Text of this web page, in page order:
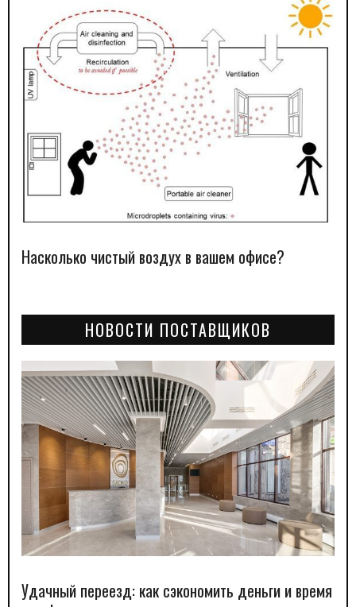
Насколько чистый воздух в вашем офисе?
НОВОСТИ ПОСТАВЩИКОВ
Удачный переезд: как сэкономить деньги и время